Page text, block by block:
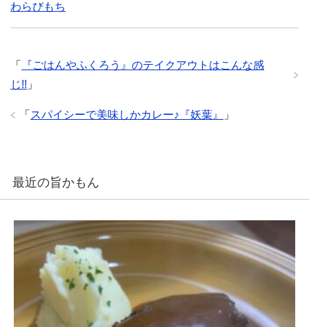
わらびもち
「
『ごはんやふくろう』のテイクアウトはこんな感
じ!! 」
「 スパイシーで美味しかカレー♪『妖葉』 」
最近の旨かもん